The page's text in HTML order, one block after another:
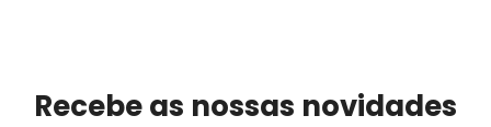
Recebe as nossas novidades